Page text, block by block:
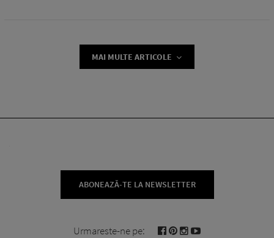
MAI MULTE ARTICOLE
ABONEAZĂ-TE LA NEWSLETTER
Urmareste-ne pe: